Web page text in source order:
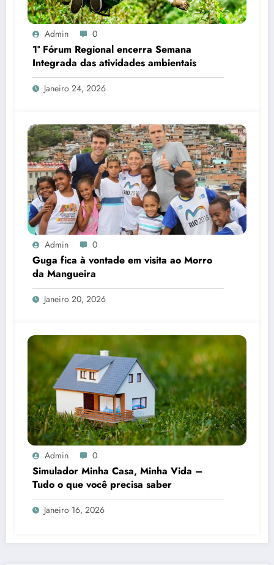
Admin 0
1º Fórum Regional encerra Semana
Integrada das atividades ambientais
Janeiro 24, 2026
Admin 0
Guga fica à vontade em visita ao Morro
da Mangueira
Janeiro 20, 2026
Admin 0
Simulador Minha Casa, Minha Vida –
Tudo o que você precisa saber
Janeiro 16, 2026